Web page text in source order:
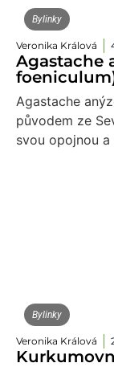
Bylinky
Veronika Králová
Agastache
Agastache
původem ze
svou opojnou
Bylinky
Veronika Králová